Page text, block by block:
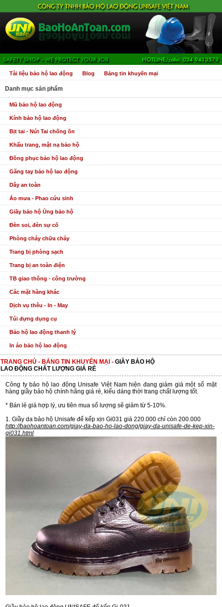
Tài liệu bảo hộ lao động Blog Bảng tin khuyến mại
Danh mục sản phẩm
Mũ bảo hộ lao động
Kính bảo hộ lao động
Bịt tai - Nút Tai chống ồn
Khẩu trang, mặt nạ bảo hộ
Đồng phục bảo hộ lao động
Găng tay bảo hộ lao động
Dây an toàn
Áo mưa - Phao cứu sinh
Giầy bảo hộ Ủng bảo hộ
Đèn soi, đèn sự cố
Phòng cháy chữa cháy
Trang bị phòng sạch
Trang bị an toàn điện
TB giao thông - công trường
Các mặt hàng khác
Dịch vụ thêu - In - May
Túi đựng dụng cụ
Bảo hộ lao động thanh lý
In áo bảo hộ lao động
TRANG CHỦ - BẢNG TIN KHUYẾN MẠI - GIẦY BẢO HỘ
LAO ĐỘNG CHẤT LƯỢNG GIÁ RẺ
Công ty bảo hộ lao động Unisafe Việt Nam hiện đang giảm giá một số mặt
hàng giầy bảo hộ chính hãng giá rẻ, kiểu dáng thời trang chất lượng tốt.
* Bán lẻ giá hợp lý, ưu tiên mua số lượng sẽ giảm từ 5-10%.
1. Giầy da bảo hộ Unisafe đế kếp xịn Gi031 giá 220.000 chỉ còn 200.000
http://baohoantoan.com/giay-da-bao-ho-lao-dong/giay-da-unisafe-de-kep-xin-
gi031.html